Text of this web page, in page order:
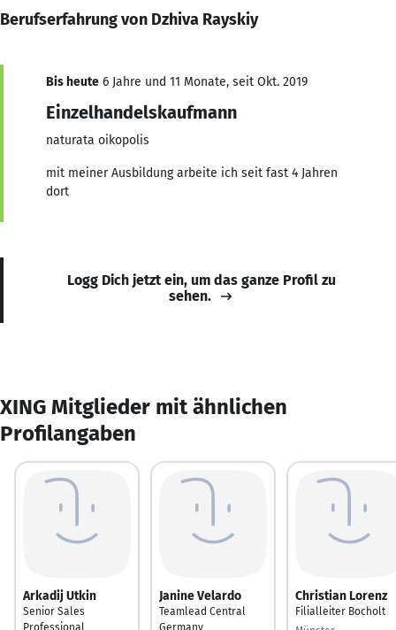
Berufserfahrung von Dzhiva Rayskiy
Bis heute 6 Jahre und 11 Monate, seit Okt. 2019
Einzelhandelskaufmann
naturata oikopolis
mit meiner Ausbildung arbeite ich seit fast 4 Jahren
dort
Logg Dich jetzt ein, um das ganze Profil zu
sehen.
XING Mitglieder mit ähnlichen
Profilangaben
Arkadij Utkin
Senior Sales
Professional
Janine Velardo
Teamlead Central
Germany
Christian Lorenz
Filialleiter Bocholt